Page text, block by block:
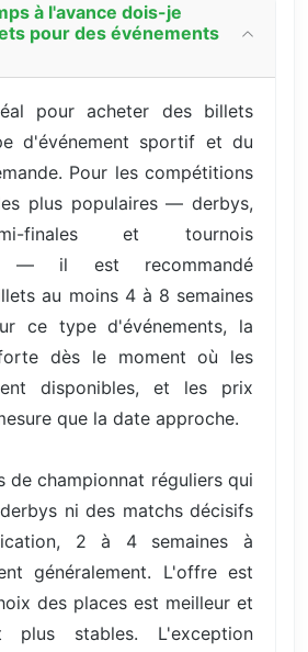
à l'avance dois-je
pour des événements
pour acheter des billets
d'événement sportif et du
Pour les compétitions
plus populaires — derbys,
finales et tournois
— il est recommandé
au moins 4 à 8 semaines
ce type d'événements, la
dès le moment où les
disponibles, et les prix
que la date approche.
de championnat réguliers qui
ni des matchs décisifs
2 à 4 semaines à
généralement. L'offre est
des places est meilleur et
stables. L'exception